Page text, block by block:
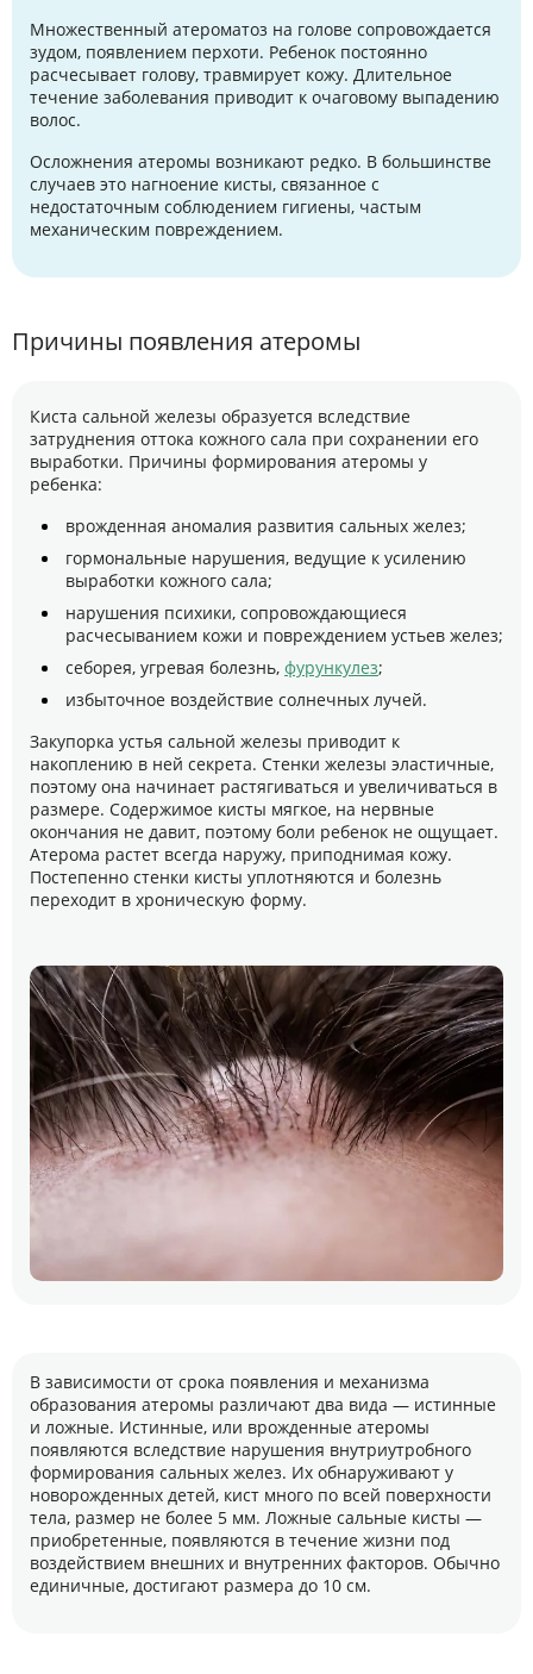
Множественный атероматоз на голове сопровождается
зудом, появлением перхоти. Ребенок постоянно
расчесывает голову, травмирует кожу. Длительное
течение заболевания приводит к очаговому выпадению
волос.
Осложнения атеромы возникают редко. В большинстве
случаев это нагноение кисты, связанное с
недостаточным соблюдением гигиены, частым
механическим повреждением.
Причины появления атеромы
Киста сальной железы образуется вследствие
затруднения оттока кожного сала при сохранении его
выработки. Причины формирования атеромы у
ребенка:
врожденная аномалия развития сальных желез;
гормональные нарушения, ведущие к усилению
выработки кожного сала;
нарушения психики, сопровождающиеся
расчесыванием кожи и повреждением устьев желез;
себорея, угревая болезнь, фурункулез;
избыточное воздействие солнечных лучей.
Закупорка устья сальной железы приводит к
накоплению в ней секрета. Стенки железы эластичные,
поэтому она начинает растягиваться и увеличиваться в
размере. Содержимое кисты мягкое, на нервные
окончания не давит, поэтому боли ребенок не ощущает.
Атерома растет всегда наружу, приподнимая кожу.
Постепенно стенки кисты уплотняются и болезнь
переходит в хроническую форму.
В зависимости от срока появления и механизма
образования атеромы различают два вида — истинные
и ложные. Истинные, или врожденные атеромы
появляются вследствие нарушения внутриутробного
формирования сальных желез. Их обнаруживают у
новорожденных детей, кист много по всей поверхности
тела, размер не более 5 мм. Ложные сальные кисты —
приобретенные, появляются в течение жизни под
воздействием внешних и внутренних факторов. Обычно
единичные, достигают размера до 10 см.